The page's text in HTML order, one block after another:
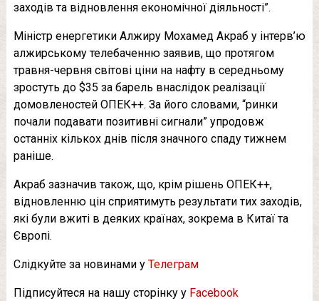
заходів та відновлення економічної діяльності”.
Міністр енергетики Алжиру Мохамед Акраб у інтерв’ю
алжирському телебаченню заявив, що протягом
травня-червня світові ціни на нафту в середньому
зростуть до $35 за барель внаслідок реалізації
домовленостей ОПЕК++. За його словами, “ринки
почали подавати позитивні сигнали” упродовж
останніх кількох днів після значного спаду тижнем
раніше.
Акраб зазначив також, що, крім рішень ОПЕК++,
відновленню цін сприятимуть результати тих заходів,
які були вжиті в деяких країнах, зокрема в Китаї та
Європі.
Слідкуйте за новинами у Телеграм
Підписуйтеся на нашу сторінку у Facebook